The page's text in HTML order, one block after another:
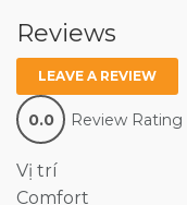
Reviews
LEAVE A REVIEW
0.0 Review Rating
Vị trí
Comfort